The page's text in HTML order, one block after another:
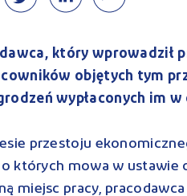
który wprowadził
objętych tym
wypłaconych im
przestoju
o których mowa w ustawie
miejsc pracy,